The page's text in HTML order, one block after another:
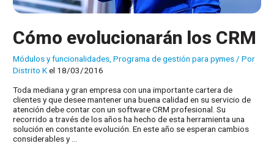
Cómo evolucionarán los CRM
Módulos y funcionalidades,Programa de gestión para pymes/ Por
Distrito Kel 18/03/2016
Toda mediana y gran empresa con una importante cartera de
clientes y que desee mantener una buena calidad en su servicio de
atención debe contar con un software CRM profesional. Su
recorrido a través de los años ha hecho de esta herramienta una
solución en constante evolución. En este año se esperan cambios
considerables y …